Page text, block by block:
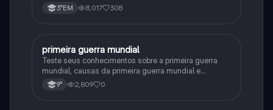
3°EM 8,017 308
História
primeira guerra mundial
Teste seus conhecimentos sobre a primeira guerra
mundial, causas da primeira guerra mundial e
consequências da Primeira Guerra Mundial, fases da
primeira guerra mundial
9° 2,809 0